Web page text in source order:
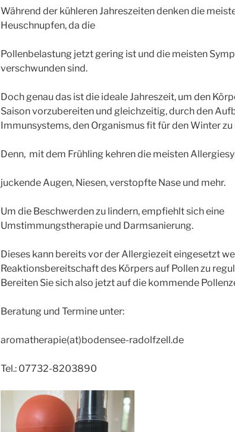
Während der kühleren Jahreszeiten denken die
Heuschnupfen, da die
Pollenbelastung jetzt gering ist und die meisten
verschwunden sind.
Doch genau das ist die ideale Jahreszeit, um den
Saison vorzubereiten und gleichzeitig, durch den
Immunsystems, den Organismus fit für den Winter zu
Denn, mit dem Frühling kehren die meisten
juckende Augen, Niesen, verstopfte Nase und mehr.
Um die Beschwerden zu lindern, empfiehlt sich eine
Umstimmungstherapie und Darmsanierung.
Dieses kann bereits vor der Allergiezeit eingesetzt
Reaktionsbereitschaft des Körpers auf Pollen zu
Bereiten Sie sich also jetzt auf die kommende
Beratung und Termine unter:
aromatherapie(at)bodensee-radolfzell.de
Tel.: 07732-8203890